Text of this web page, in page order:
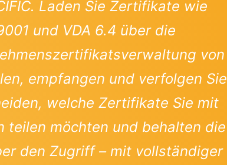
Laden Sie Zertifikate wie
und VDA 6.4 über die
von
empfangen und verfolgen Sie
welche Zertifikate Sie mit
teilen möchten und behalten die
den Zugriff – mit vollständiger